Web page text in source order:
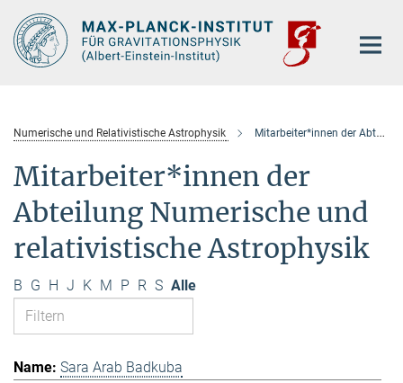
Hauptinhalt
Numerische und Relativistische Astrophysik Mitarbeiter*innen der Abteilung
Mitarbeiter*innen der
Abteilung Numerische und
relativistische Astrophysik
B G H J K M P R S Alle
Sara Arab Badkuba